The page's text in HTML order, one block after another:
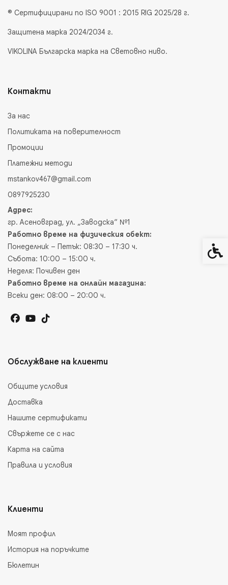
® Сертифицирани по ISO 9001 : 2015 RIG 2025/28 г.
Защитена марка 2024/2034 г.
VIKOLINA Българска марка на Световно ниво.
Контакти
За нас
Политиката на поверителност
Промоции
Платежни методи
mstankov467@gmail.com
0897925230
Адрес:
гр. Асеновград, ул. „Заводска“ №1
Работно време на физическия обект:
Понеделник – Петък: 08:30 – 17:30 ч.
Събота: 10:00 – 15:00 ч.
Неделя: Почивен ден
Работно време на онлайн магазина:
Всеки ден: 08:00 – 20:00 ч.
Обслужване на клиенти
Общите условия
Доставка
Нашите сертификати
Свържете се с нас
Карта на сайта
Правила и условия
Клиенти
Моят профил
История на поръчките
Бюлетин